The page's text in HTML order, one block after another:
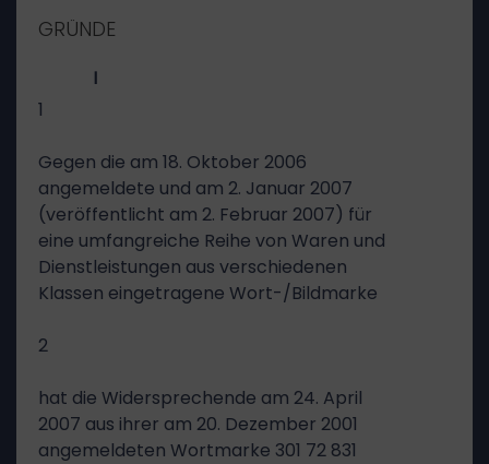
GRÜNDE
I
1
Gegen die am 18. Oktober 2006
angemeldete und am 2. Januar 2007
(veröffentlicht am 2. Februar 2007) für
eine umfangreiche Reihe von Waren und
Dienstleistungen aus verschiedenen
Klassen eingetragene Wort-/Bildmarke
2
hat die Widersprechende am 24. April
2007 aus ihrer am 20. Dezember 2001
angemeldeten Wortmarke 301 72 831